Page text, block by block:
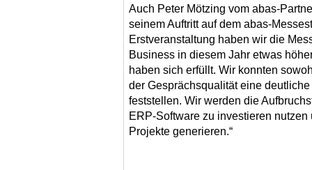
Auch Peter Mötzing vom abas-
seinem Auftritt auf dem abas-
Erstveranstaltung haben wir die
Business in diesem Jahr etwas
haben sich erfüllt. Wir konnten
der Gesprächsqualität eine
feststellen. Wir werden die
ERP-Software zu investieren
Projekte generieren.“